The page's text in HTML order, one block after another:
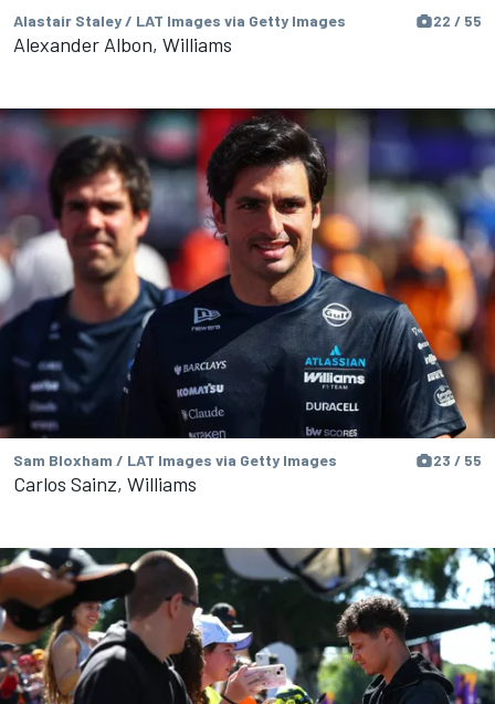
Alastair Staley / LAT Images via Getty Images 22 / 55
Alexander Albon, Williams
Sam Bloxham / LAT Images via Getty Images 23 / 55
Carlos Sainz, Williams